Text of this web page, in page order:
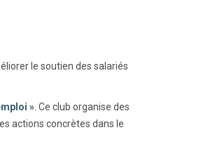
le soutien des salariés
». Ce club organise des
actions concrètes dans le